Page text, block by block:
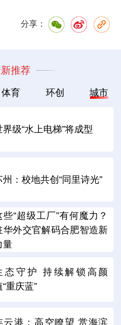
分享：
推荐
体育 环创 城市
界级“水上电梯”将成型
州：校地共创“同里诗光”
些“超级工厂”有何魔力？
华外交官解码合肥智造新
量
态守护 持续解锁高颜
“重庆蓝”
云港：高空瞭望 赏海滨